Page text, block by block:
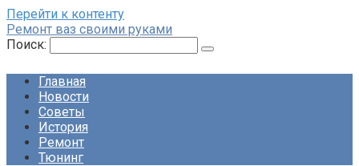
Перейти к контенту
Ремонт ваз своими руками
Поиск:
Главная
Новости
Советы
История
Ремонт
Тюнинг